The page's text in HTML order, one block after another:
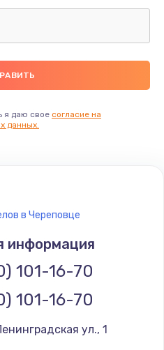
руб.
руб.
реле
я даю свое согласие на
данных.
в Череповце
информация
101-16-70
101-16-70
ул., 1